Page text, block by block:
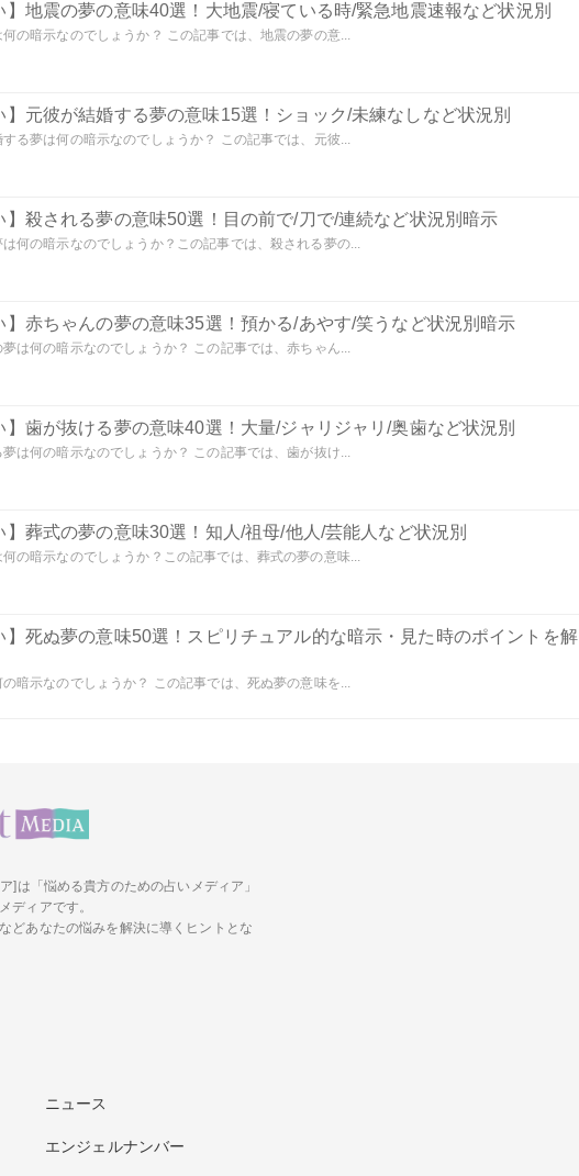
】地震の夢の意味40選！大地震/寝ている時/緊急地震速報など状況別
の暗示なのでしょうか？ この記事では、地震の夢の意...
】元彼が結婚する夢の意味15選！ショック/未練なしなど状況別
する夢は何の暗示なのでしょうか？ この記事では、元彼...
】殺される夢の意味50選！目の前で/刀で/連続など状況別暗示
何の暗示なのでしょうか？この記事では、殺される夢の...
】赤ちゃんの夢の意味35選！預かる/あやす/笑うなど状況別暗示
は何の暗示なのでしょうか？ この記事では、赤ちゃん...
】歯が抜ける夢の意味40選！大量/ジャリジャリ/奥歯など状況別
は何の暗示なのでしょうか？ この記事では、歯が抜け...
】葬式の夢の意味30選！知人/祖母/他人/芸能人など状況別
の暗示なのでしょうか？この記事では、葬式の夢の意味...
】死ぬ夢の意味50選！スピリチュアル的な暗示・見た時のポイントを解
暗示なのでしょうか？ この記事では、死ぬ夢の意味を...
]は「悩める貴方のための占いメディア」
ディアです。
どあなたの悩みを解決に導くヒントとな
ニュース
エンジェルナンバー